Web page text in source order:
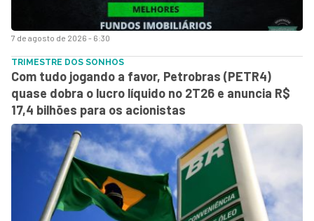
7 de agosto de 2026 - 6:30
TRIMESTRE DOS SONHOS
Com tudo jogando a favor, Petrobras (PETR4)
quase dobra o lucro líquido no 2T26 e anuncia R$
17,4 bilhões para os acionistas